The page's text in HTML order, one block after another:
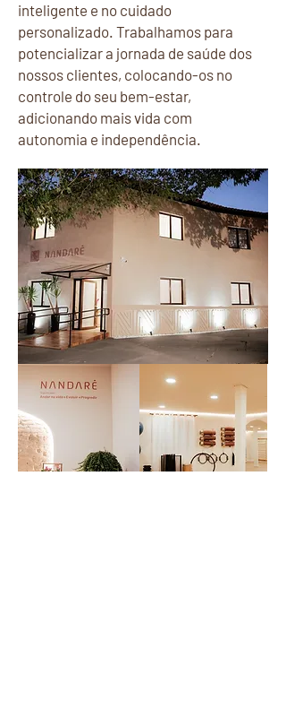
inteligente e no cuidado
personalizado. Trabalhamos para
potencializar a jornada de saúde dos
nossos clientes, colocando-os no
controle do seu bem-estar,
adicionando mais vida com
autonomia e independência.